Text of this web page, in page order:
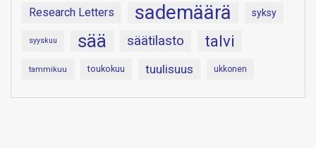
Research Letters sademäärä syksy
syyskuu sää säätilasto talvi
tammikuu toukokuu tuulisuus ukkonen